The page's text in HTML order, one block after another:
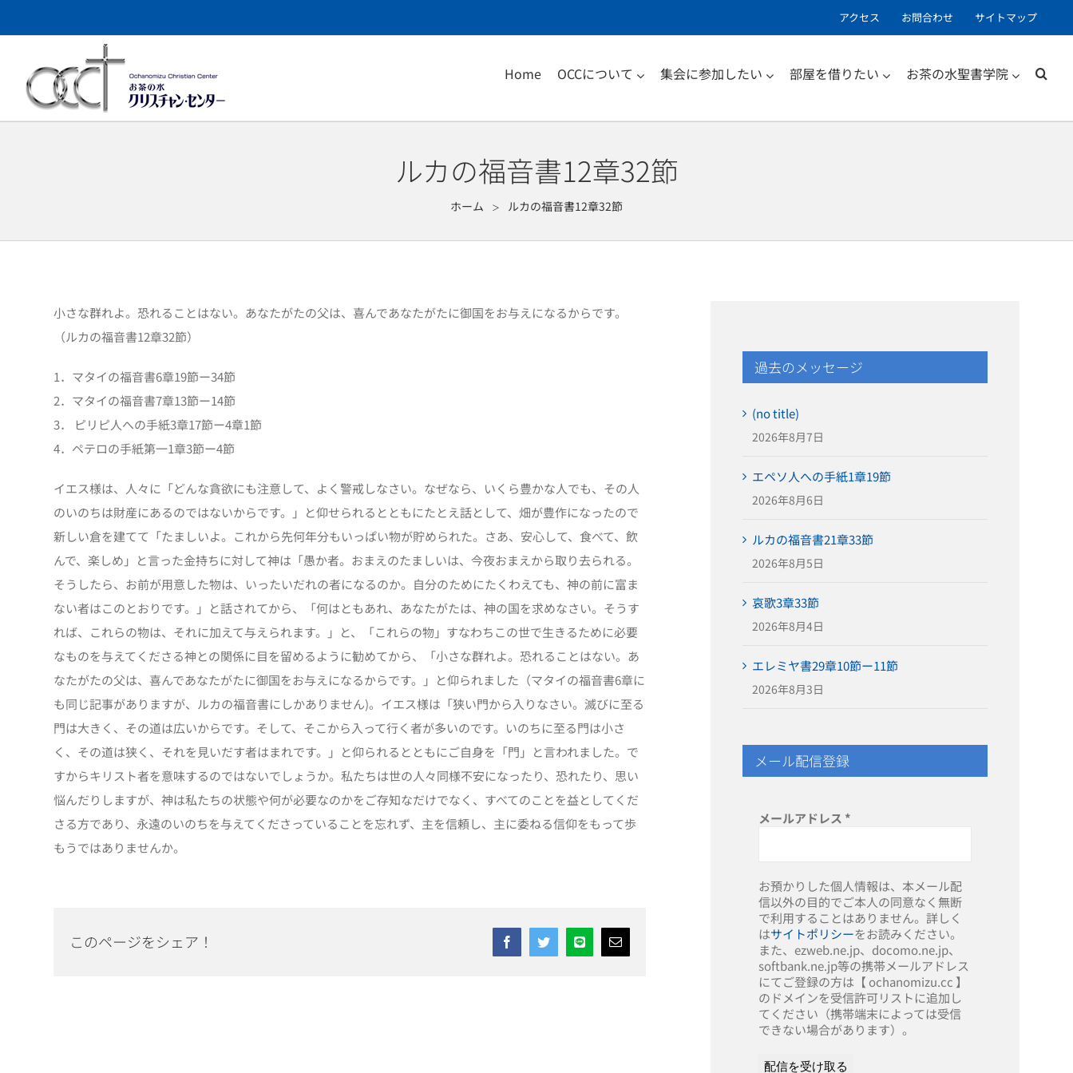
to
アクセス お問合わせ サイトマップ
Home OCCについて 集会に参加したい 部屋を借りたい お茶の水聖書学院
ルカの福音書12章32節
ホーム ＞ ルカの福音書12章32節
小さな群れよ。恐れることはない。あなたがたの父は、喜んであなたがたに御国をお与えになるからです。
（ルカの福音書12章32節）
1．マタイの福音書6章19節ー34節
2．マタイの福音書7章13節ー14節
3． ピリピ人への手紙3章17節ー4章1節
4．ペテロの手紙第一1章3節ー4節
イエス様は、人々に「どんな貪欲にも注意して、よく警戒しなさい。なぜなら、いくら豊かな人でも、その人
のいのちは財産にあるのではないからです。」と仰せられるとともにたとえ話として、畑が豊作になったので
新しい倉を建てて「たましいよ。これから先何年分もいっぱい物が貯められた。さあ、安心して、食べて、飲
んで、楽しめ」と言った金持ちに対して神は「愚か者。おまえのたましいは、今夜おまえから取り去られる。
そうしたら、お前が用意した物は、いったいだれの者になるのか。自分のためにたくわえても、神の前に富ま
ない者はこのとおりです。」と話されてから、「何はともあれ、あなたがたは、神の国を求めなさい。そうす
れば、これらの物は、それに加えて与えられます。」と、「これらの物」すなわちこの世で生きるために必要
なものを与えてくださる神との関係に目を留めるように勧めてから、「小さな群れよ。恐れることはない。あ
なたがたの父は、喜んであなたがたに御国をお与えになるからです。」と仰られました（マタイの福音書6章に
も同じ記事がありますが、ルカの福音書にしかありません)。イエス様は「狭い門から入りなさい。滅びに至る
門は大きく、その道は広いからです。そして、そこから入って行く者が多いのです。いのちに至る門は小さ
く、その道は狭く、それを見いだす者はまれです。」と仰られるとともにご自身を「門」と言われました。で
すからキリスト者を意味するのではないでしょうか。私たちは世の人々同様不安になったり、恐れたり、思い
悩んだりしますが、神は私たちの状態や何が必要なのかをご存知なだけでなく、すべてのことを益としてくだ
さる方であり、永遠のいのちを与えてくださっていることを忘れず、主を信頼し、主に委ねる信仰をもって歩
もうではありませんか。
このページをシェア！ FacebookTwitterLine Email
過去のメッセージ
(no title)
2026年8月7日
エペソ人への手紙1章19節
2026年8月6日
ルカの福音書21章33節
2026年8月5日
哀歌3章33節
2026年8月4日
エレミヤ書29章10節ー11節
2026年8月3日
メール配信登録
メールアドレス *
お預かりした個人情報は、本メール配
信以外の目的でご本人の同意なく無断
で利用することはありません。詳しく
はサイトポリシーをお読みください。
また、ezweb.ne.jp、docomo.ne.jp、
softbank.ne.jp等の携帯メールアドレス
にてご登録の方は【 ochanomizu.cc 】
のドメインを受信許可リストに追加し
てください（携帯端末によっては受信
できない場合があります）。